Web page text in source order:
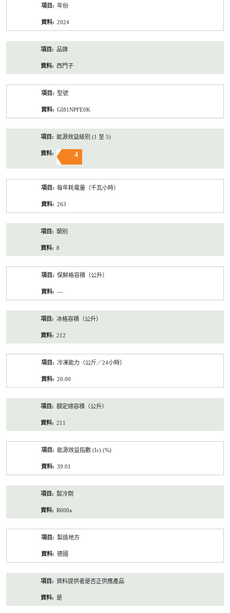
年份
2024
品牌
西門子
型號
GI81NPFE0K
能源效益級別 (1 至 5)
4
每年耗電量（千瓦小時）
263
類別
8
保鮮格容積（公升）
—
冰格容積（公升）
212
冷凍能力（公斤／24小時）
20.00
額定總容積（公升）
211
能源效益指數 (Iε) (%)
39.01
製冷劑
R600a
製造地方
德國
資料提供者是否正供應產品
是